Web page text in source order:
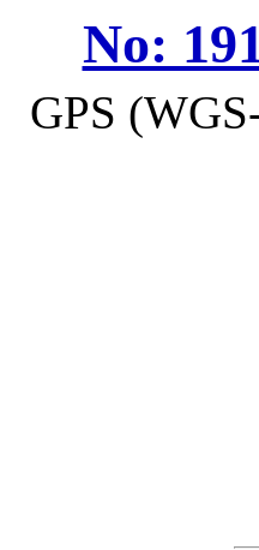
No:
GPS